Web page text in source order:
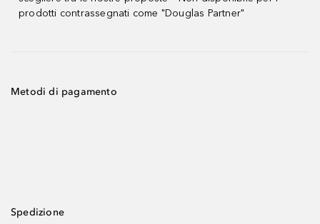
prodotti contrassegnati come "Douglas Partner"
Metodi di pagamento
Spedizione